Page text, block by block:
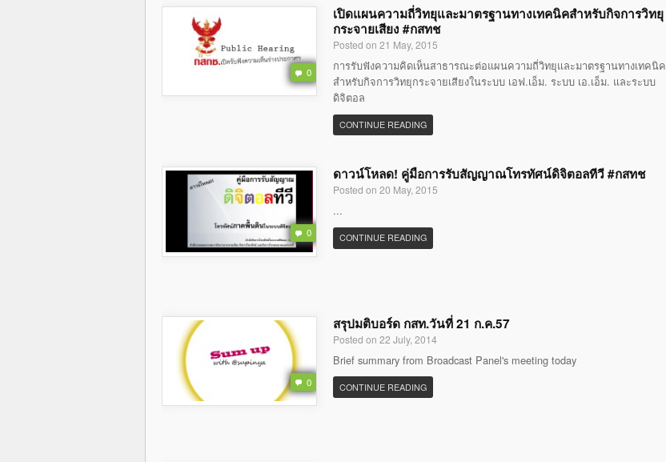
0
เปิดแผนความถี่วิทยุและมาตรฐานทางเทคนิคสำหรับกิจการวิทยุ
กระจายเสียง #กสทช
Posted on 21 May, 2015
การรับฟังความคิดเห็นสาธารณะต่อแผนความถี่วิทยุและมาตรฐานทางเทคนิค
สำหรับกิจการวิทยุกระจายเสียงในระบบ เอฟ.เอ็ม. ระบบ เอ.เอ็ม. และระบบ
ดิจิตอล
CONTINUE READING
0
ดาวน์โหลด! คู่มือการรับสัญญาณโทรทัศน์ดิจิตอลทีวี #กสทช
Posted on 20 May, 2015
...
CONTINUE READING
0
สรุปมติบอร์ด กสท.วันที่ 21 ก.ค.57
Posted on 22 July, 2014
Brief summary from Broadcast Panel's meeting today
CONTINUE READING